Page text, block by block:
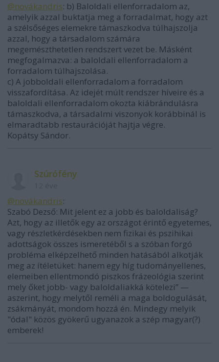
@novákandris: b) Baloldali ellenforradalom az,
amelyik azzal buktatja meg a forradalmat, hogy azt
a szélsőséges elemekre támaszkodva túlhajszolja
azzal, hogy a társadalom számára
megemészthetetlen rendszert vezet be. Másként
megfogalmazva: a baloldali ellenforradalom a
forradalom túlhajszolása.
c) A jobboldali ellenforradalom a forradalom
visszafordítása. Az idejét múlt rendszer híveire és a
baloldali ellenforradalom okozta kiábrándulásra
támaszkodva, a társadalmi viszonyok korábbinál is
elmaradtabb restaurációját hajtja végre.
Kopátsy Sándor.
Szúrófény
@novákandris:
Szabó Dezső: Mit jelent ez a jobb és baloldaliság?
Azt, hogy az illetők egy az országot érintő egyetemes,
vagy részletkérdésekben nem fizikai és pszihikai
adottságok összes ismeretéből s a szóban forgó
probléma elképzelhető minden hatásából alkotják
meg az ítéletüket: hanem egy híg tudományellenes,
elemeiben ellentmondó piszkos frázeológia szerint
mely őket jobb- vagy baloldaliakká kötelezi” —
aszerint, hogy melytől reméli a maga boldogulását,
zsákmányát, mondom hozzá én. Mindegy melyik
"ódal" közös gyökerű ugyanazok a szép magyar(?)
emberek!